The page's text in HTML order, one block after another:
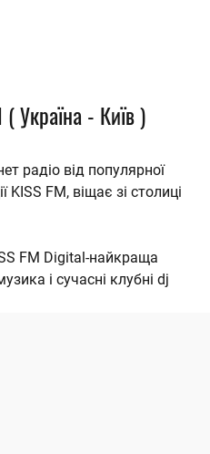
Україна - Київ )
радіо від популярної
KISS FM, віщає зі столиці
FM Digital-найкраща
і сучасні клубні dj